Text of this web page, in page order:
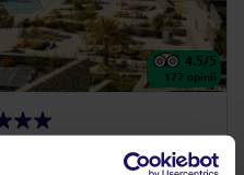
4.5/5
177 opinii
SAN SEBASTIAN